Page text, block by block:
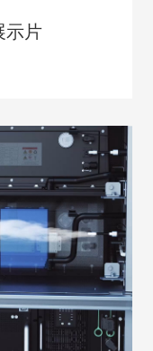
示片